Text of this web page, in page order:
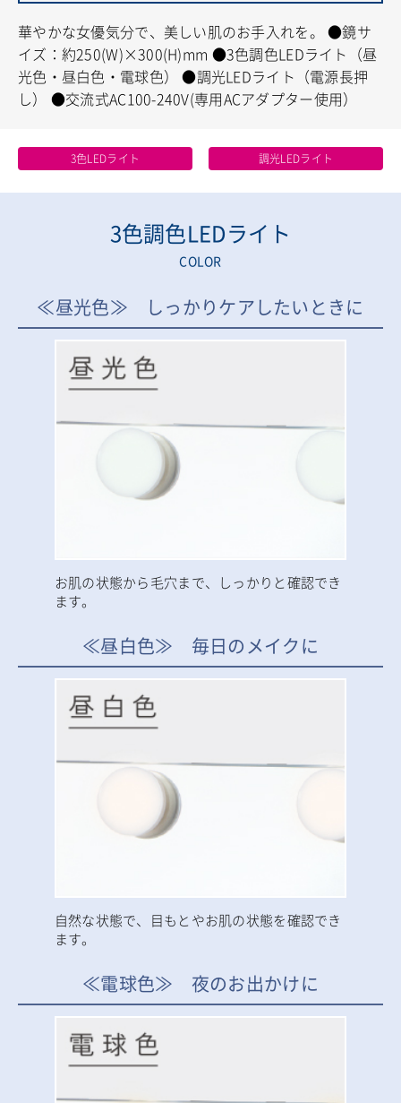
華やかな女優気分で、美しい肌のお手入れを。
●鏡サ
イズ：約250(W)×300(H)mm ●3色調色LEDライト（昼
光色・昼白色・電球色）
●調光LEDライト（電源長押
し）
●交流式AC100-240V(専用ACアダプター使用）
3色LEDライト 調光LEDライト
3色調色LEDライト
COLOR
≪昼光色≫ しっかりケアしたいときに
お肌の状態から毛穴まで、しっかりと確認でき
ます。
≪昼白色≫ 毎日のメイクに
自然な状態で、目もとやお肌の状態を確認でき
ます。
≪電球色≫ 夜のお出かけに